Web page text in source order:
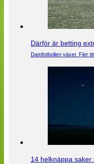
Därför är betting
Damfotbollen växer. Fler
14 helknäppa